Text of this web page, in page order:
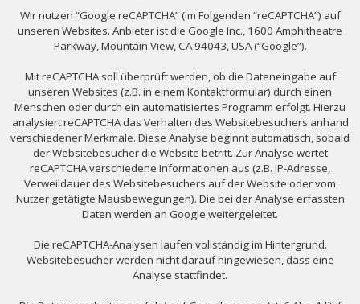
Wir nutzen “Google reCAPTCHA” (im Folgenden “reCAPTCHA”) auf
unseren Websites. Anbieter ist die Google Inc., 1600 Amphitheatre
Parkway, Mountain View, CA 94043, USA (“Google”).
Mit reCAPTCHA soll überprüft werden, ob die Dateneingabe auf
unseren Websites (z.B. in einem Kontaktformular) durch einen
Menschen oder durch ein automatisiertes Programm erfolgt. Hierzu
analysiert reCAPTCHA das Verhalten des Websitebesuchers anhand
verschiedener Merkmale. Diese Analyse beginnt automatisch, sobald
der Websitebesucher die Website betritt. Zur Analyse wertet
reCAPTCHA verschiedene Informationen aus (z.B. IP-Adresse,
Verweildauer des Websitebesuchers auf der Website oder vom
Nutzer getätigte Mausbewegungen). Die bei der Analyse erfassten
Daten werden an Google weitergeleitet.
Die reCAPTCHA-Analysen laufen vollständig im Hintergrund.
Websitebesucher werden nicht darauf hingewiesen, dass eine
Analyse stattfindet.